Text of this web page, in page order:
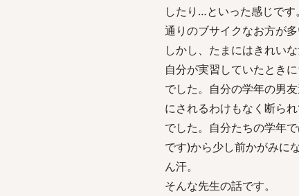
したり…といった感じで
通りのブサイクなお方が
しかし、たまにはきれい
自分が実習していたとき
でした。自分の学年の男
にされるわけもなく断ら
でした。自分たちの学年
です)から少し前かがみに
ん汗。
そんな先生の話です。